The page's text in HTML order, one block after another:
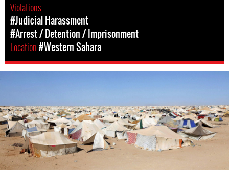
Violations
#Judicial Harassment
#Arrest / Detention / Imprisonment
Location#Western Sahara
sahara-
general-
context.jpeg